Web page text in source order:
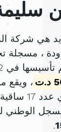
سليمة
هي شركة
، مسجلة
، ويقع
(
الوطني
.